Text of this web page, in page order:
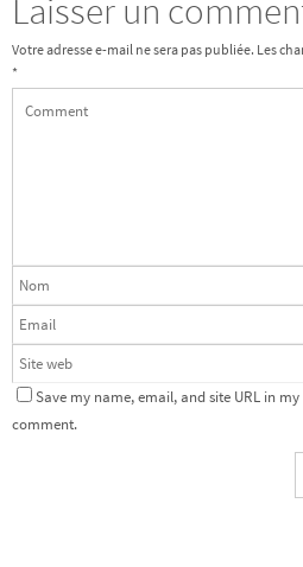
Laisser un
Votre adresse e-mail ne sera pas publiée. Les
*
Save my name, email, and site URL in
comment.